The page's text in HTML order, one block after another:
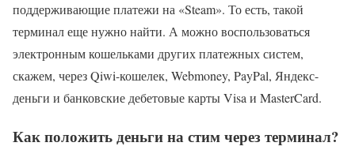
поддерживающие платежи на «Steam». То есть, такой
терминал еще нужно найти. А можно воспользоваться
электронным кошельками других платежных систем,
скажем, через Qiwi-кошелек, Webmoney, PayPal, Яндекс-
деньги и банковские дебетовые карты Visa и MasterCard.
Как положить деньги на стим через терминал?